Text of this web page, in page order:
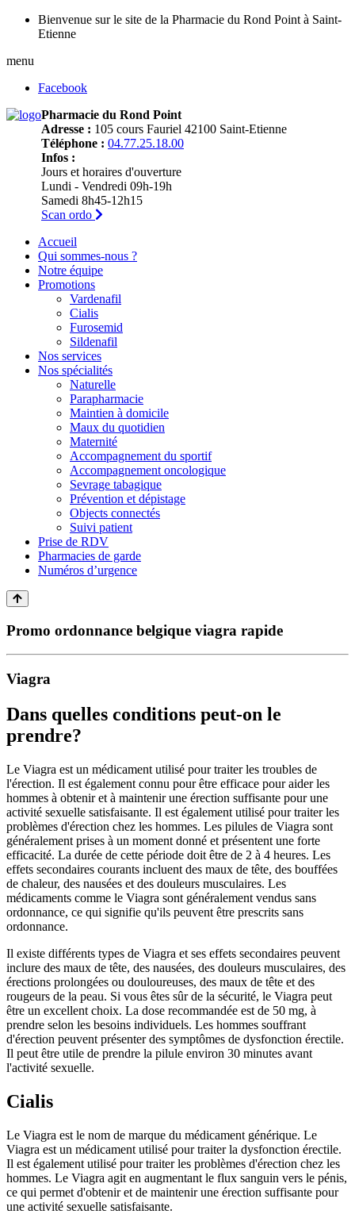
Bienvenue sur le site de la Pharmacie du Rond Point à Saint-
Etienne
menu
Facebook
Pharmacie du Rond Point
Adresse : 105 cours Fauriel 42100 Saint-Etienne
Téléphone : 04.77.25.18.00
Infos :
Jours et horaires d'ouverture
Lundi - Vendredi 09h-19h
Samedi 8h45-12h15
Scan ordo
Accueil
Qui sommes-nous ?
Notre équipe
Promotions
Vardenafil
Cialis
Furosemid
Sildenafil
Nos services
Nos spécialités
Naturelle
Parapharmacie
Maintien à domicile
Maux du quotidien
Maternité
Accompagnement du sportif
Accompagnement oncologique
Sevrage tabagique
Prévention et dépistage
Objects connectés
Suivi patient
Prise de RDV
Pharmacies de garde
Numéros d’urgence
Promo ordonnance belgique viagra rapide
Viagra
Dans quelles conditions peut-on le
prendre?
Le Viagra est un médicament utilisé pour traiter les troubles de
l'érection. Il est également connu pour être efficace pour aider les
hommes à obtenir et à maintenir une érection suffisante pour une
activité sexuelle satisfaisante. Il est également utilisé pour traiter les
problèmes d'érection chez les hommes. Les pilules de Viagra sont
généralement prises à un moment donné et présentent une forte
efficacité. La durée de cette période doit être de 2 à 4 heures. Les
effets secondaires courants incluent des maux de tête, des bouffées
de chaleur, des nausées et des douleurs musculaires. Les
médicaments comme le Viagra sont généralement vendus sans
ordonnance, ce qui signifie qu'ils peuvent être prescrits sans
ordonnance.
Il existe différents types de Viagra et ses effets secondaires peuvent
inclure des maux de tête, des nausées, des douleurs musculaires, des
érections prolongées ou douloureuses, des maux de tête et des
rougeurs de la peau. Si vous êtes sûr de la sécurité, le Viagra peut
être un excellent choix. La dose recommandée est de 50 mg, à
prendre selon les besoins individuels. Les hommes souffrant
d'érection peuvent présenter des symptômes de dysfonction érectile.
Il peut être utile de prendre la pilule environ 30 minutes avant
l'activité sexuelle.
Cialis
Le Viagra est le nom de marque du médicament générique. Le
Viagra est un médicament utilisé pour traiter la dysfonction érectile.
Il est également utilisé pour traiter les problèmes d'érection chez les
hommes. Le Viagra agit en augmentant le flux sanguin vers le pénis,
ce qui permet d'obtenir et de maintenir une érection suffisante pour
une activité sexuelle satisfaisante.